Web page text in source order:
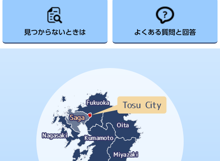
見つからないときは よくある質問と回答